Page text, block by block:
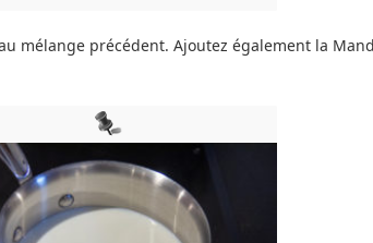
mélange précédent. Ajoutez également la